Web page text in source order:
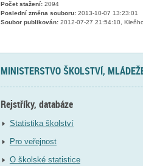
Počet stažení:2094
Poslední změna souboru:2013-10-07 13:23:01
Soubor publikován:2012-07-27 21:54:10,
MINISTERSTVO ŠKOLSTVÍ,
Rejstříky, databáze
Statistika školství
Pro veřejnost
O školské statistice